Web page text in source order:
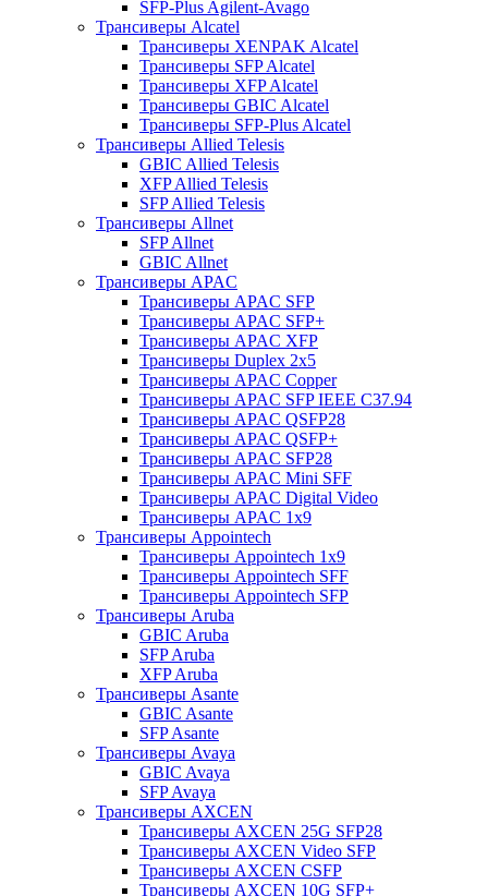
SFP-Plus Agilent-Avago
Трансиверы Alcatel
Трансиверы XENPAK Alcatel
Трансиверы SFP Alcatel
Трансиверы XFP Alcatel
Трансиверы GBIC Alcatel
Трансиверы SFP-Plus Alcatel
Трансиверы Allied Telesis
GBIC Allied Telesis
XFP Allied Telesis
SFP Allied Telesis
Трансиверы Allnet
SFP Allnet
GBIC Allnet
Трансиверы APAC
Трансиверы APAC SFP
Трансиверы APAC SFP+
Трансиверы APAC XFP
Трансиверы Duplex 2x5
Трансиверы APAC Copper
Трансиверы APAC SFP IEEE C37.94
Трансиверы APAC QSFP28
Трансиверы APAC QSFP+
Трансиверы APAC SFP28
Трансиверы APAC Mini SFF
Трансиверы APAC Digital Video
Трансиверы APAC 1x9
Трансиверы Appointech
Трансиверы Appointech 1x9
Трансиверы Appointech SFF
Трансиверы Appointech SFP
Трансиверы Aruba
GBIC Aruba
SFP Aruba
XFP Aruba
Трансиверы Asante
GBIC Asante
SFP Asante
Трансиверы Avaya
GBIC Avaya
SFP Avaya
Трансиверы AXCEN
Трансиверы AXCEN 25G SFP28
Трансиверы AXCEN Video SFP
Трансиверы AXCEN CSFP
Трансиверы AXCEN 10G SFP+